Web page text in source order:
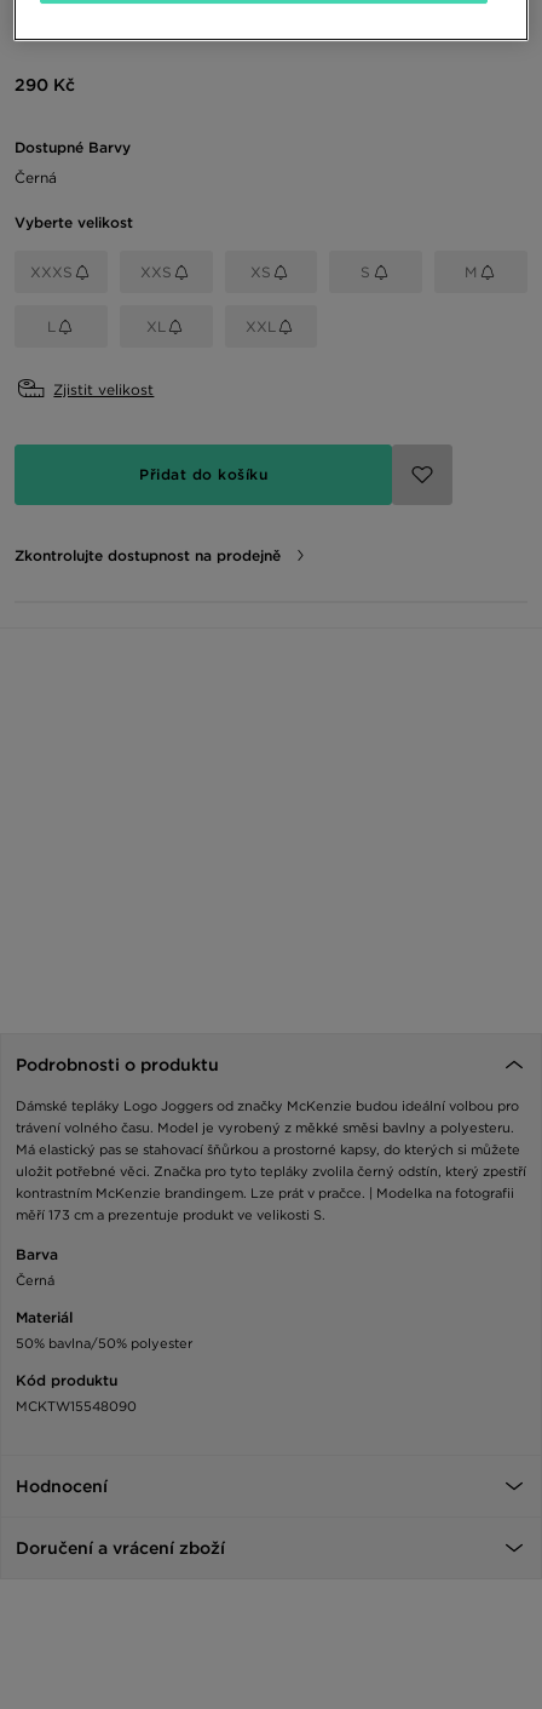
290 Kč
Dostupné Barvy
Černá
Vyberte velikost
XXXS XXS XS S M
L XL XXL
Zjistit velikost
Přidat do košíku
Zkontrolujte dostupnost na prodejně
Podrobnosti o produktu
Dámské tepláky Logo Joggers od značky McKenzie budou ideální volbou pro
trávení volného času. Model je vyrobený z měkké směsi bavlny a polyesteru.
Má elastický pas se stahovací šňůrkou a prostorné kapsy, do kterých si můžete
uložit potřebné věci. Značka pro tyto tepláky zvolila černý odstín, který zpestří
kontrastním McKenzie brandingem. Lze prát v pračce. | Modelka na fotografii
měří 173 cm a prezentuje produkt ve velikosti S.
Barva
Černá
Materiál
50% bavlna/50% polyester
Kód produktu
MCKTW15548090
Hodnocení
Doručení a vrácení zboží